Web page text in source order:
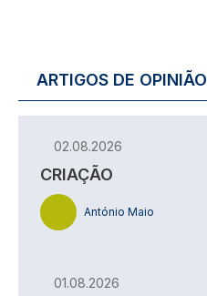
ARTIGOS DE OPINIÃO
02.08.2026
CRIAÇÃO
António Maio
01.08.2026